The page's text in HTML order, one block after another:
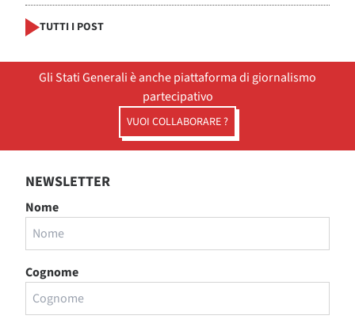
TUTTI I POST
Gli Stati Generali è anche piattaforma di giornalismo
partecipativo
VUOI COLLABORARE ?
NEWSLETTER
Nome
Cognome